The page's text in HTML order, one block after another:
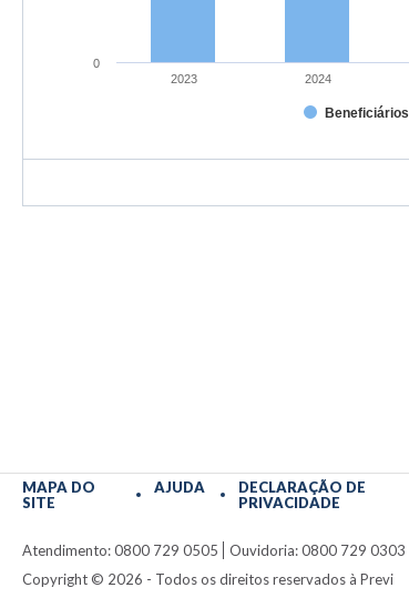
Beneficiários
2023 2024
0
MAPA DO
SITE
AJUDA
DECLARAÇÃO DE
PRIVACIDADE
Atendimento: 0800 729 0505 Ouvidoria: 0800 729 0303
Copyright © 2026 - Todos os direitos reservados à Previ